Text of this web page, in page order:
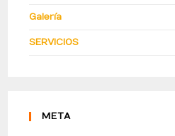
Galería
SERVICIOS
META